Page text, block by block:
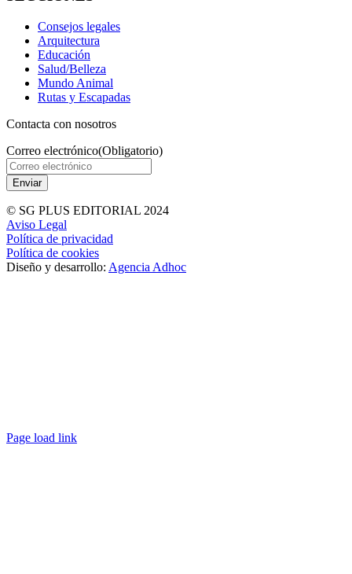
Consejos legales
Arquitectura
Educación
Salud/Belleza
Mundo Animal
Rutas y Escapadas
Contacta con nosotros
Correo electrónico(Obligatorio)
© SG PLUS EDITORIAL 2024
Aviso Legal
Política de privacidad
Política de cookies
Diseño y desarrollo: Agencia Adhoc
Page load link